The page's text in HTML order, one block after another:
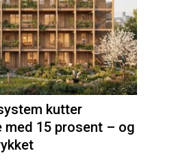
kutter
med 15 prosent – og